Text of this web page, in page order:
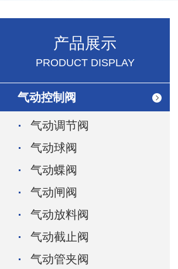
产品展示
PRODUCT DISPLAY
气动控制阀
气动调节阀
气动球阀
气动蝶阀
气动闸阀
气动放料阀
气动截止阀
气动管夹阀